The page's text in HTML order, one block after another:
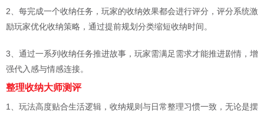
2、每完成一个收纳任务，玩家的收纳效果都会进行评分，评分系统激
励玩家优化收纳策略，通过提前规划分类缩短收纳时间。
3、通过一系列收纳任务推进故事，玩家需满足需求才能推进剧情，增
强代入感与情感连接。
整理收纳大师测评
1、玩法高度贴合生活逻辑，收纳规则与日常整理习惯一致，无论是摆